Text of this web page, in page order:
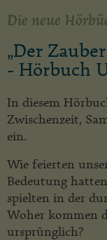
Die neue
„Der
- Hörbuch
In diesem
Zwischenzeit,
ein.
Wie feierten
Bedeutung
spielten in der
Woher kommen
ursprünglich?